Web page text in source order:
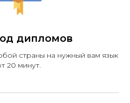
дипломов
страны на нужный вам язык
20 минут.